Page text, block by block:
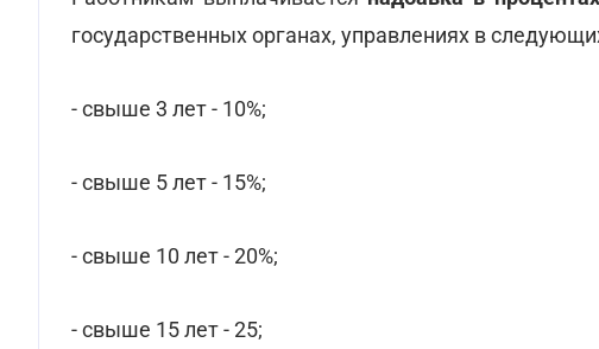
государственных органах, управлениях в
- свыше 3 лет - 10%;
- свыше 5 лет - 15%;
- свыше 10 лет - 20%;
- свыше 15 лет - 25;